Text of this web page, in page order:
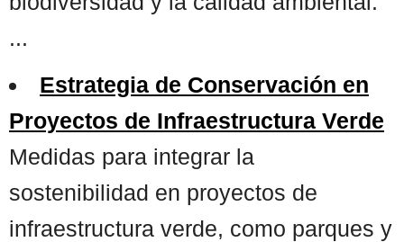
...
Estrategia de Conservación en
Proyectos de Infraestructura Verde
Medidas para integrar la
sostenibilidad en proyectos de
infraestructura verde, como parques y